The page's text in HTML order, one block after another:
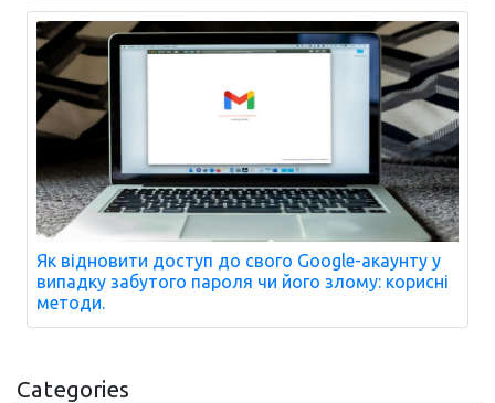
Як відновити доступ до свого Google-акаунту у
випадку забутого пароля чи його злому: корисні
методи.
Categories